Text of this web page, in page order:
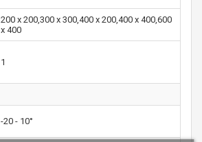
200 x 200,300 x 300,400 x 200,400 x 400,600
x 400
1
-20 - 10°